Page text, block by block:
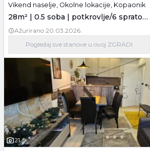
Vikend naselje, Okolne lokacije, Kopaonik
28m² | 0.5 soba | potkrovlje/6 spratova
Ažurirano 20.03.2026.
Pogledajsve stanove u ovoj ZGRADI
21